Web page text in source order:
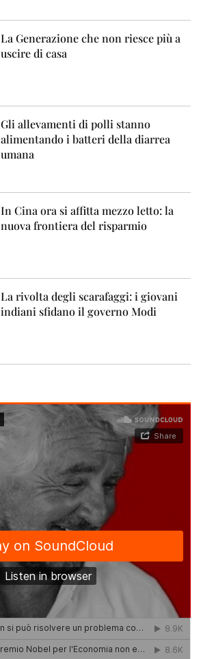
La Generazione che non riesce più a
uscire di casa
Gli allevamenti di polli stanno
alimentando i batteri della diarrea
umana
In Cina ora si affitta mezzo letto: la
nuova frontiera del risparmio
La rivolta degli scarafaggi: i giovani
indiani sfidano il governo Modi